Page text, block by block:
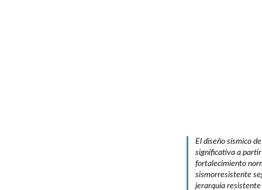
El diseño sísmico
significativa a partir
fortalecimiento
sismorresistente
jerarquía resistente